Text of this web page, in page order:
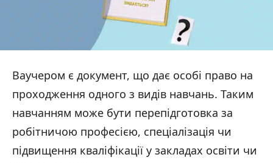
Ваучером є документ, що дає особі право на
проходження одного з видів навчань. Таким
навчанням може бути перепідготовка за
робітничою професією, спеціалізація чи
підвищення кваліфікації у закладах освіти чи